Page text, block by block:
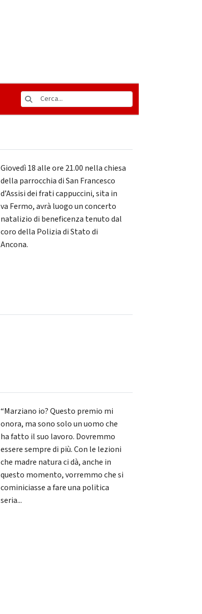
Giovedì 18 alle ore 21.00 nella chiesa
della parrocchia di San Francesco
d’Assisi dei frati cappuccini, sita in
va Fermo, avrà luogo un concerto
natalizio di beneficenza tenuto dal
coro della Polizia di Stato di
Ancona.
“Marziano io? Questo premio mi
onora, ma sono solo un uomo che
ha fatto il suo lavoro. Dovremmo
essere sempre di più. Con le lezioni
che madre natura ci dà, anche in
questo momento, vorremmo che si
cominiciasse a fare una politica
seria...